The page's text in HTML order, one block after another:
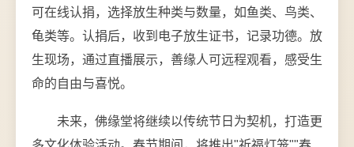
可在线认捐，选择放生种类与数量，如鱼类、鸟类、
龟类等。认捐后，收到电子放生证书，记录功德。放
生现场，通过直播展示，善缘人可远程观看，感受生
命的自由与喜悦。
未来，佛缘堂将继续以传统节日为契机，打造更